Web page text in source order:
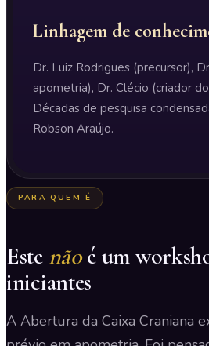
Linhagem de
Dr. Luiz Rodrigues (precursor),
apometria), Dr. Clécio (criador
Décadas de pesquisa
Robson Araújo.
PARA QUEM É
Este nãoé um
iniciantes
A Abertura da Caixa Craniana